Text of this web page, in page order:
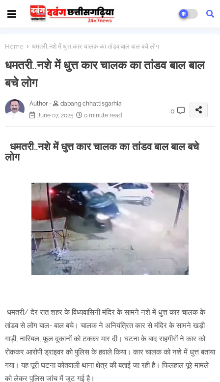
Home धमतरी..नशे में धुत्त कार चालक का तांडव बाल बाल बचे लोग
धमतरी..नशे में धुत्त कार चालक का तांडव बाल बाल
बचे लोग
Author -
dabang chhattisgarhia
June 07, 2025
0 minute read
0
धमतरी..नशे में धुत्त कार चालक का तांडव बाल बाल बचे
लोग
धमतरी/ देर रात शहर के विंध्यवासिनी मंदिर के सामने नशे में धुत्त कार चालक के
तांडव से लोग बाल- बाल बचे। चालक ने अनियंत्रित कार से मंदिर के सामने खड़ी
गाड़ी, नारियल, फूल दुकानों को टक्कर मार दी। घटना के बाद राहगीरों ने कार को
रोककर आरोपी ड्राइवर को पुलिस के हवाले किया। कार चालक को नशे में धुत्त बताया
गया। यह पूरी घटना कोतवाली थाना क्षेत्र की बताई जा रही है। फिलहाल पूरे मामले
को लेकर पुलिस जांच में जुट गई है।